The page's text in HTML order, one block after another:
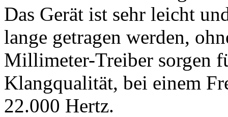
Das Gerät ist sehr leicht
lange getragen werden,
Millimeter-Treiber sorgen
Klangqualität, bei einem
22.000 Hertz.